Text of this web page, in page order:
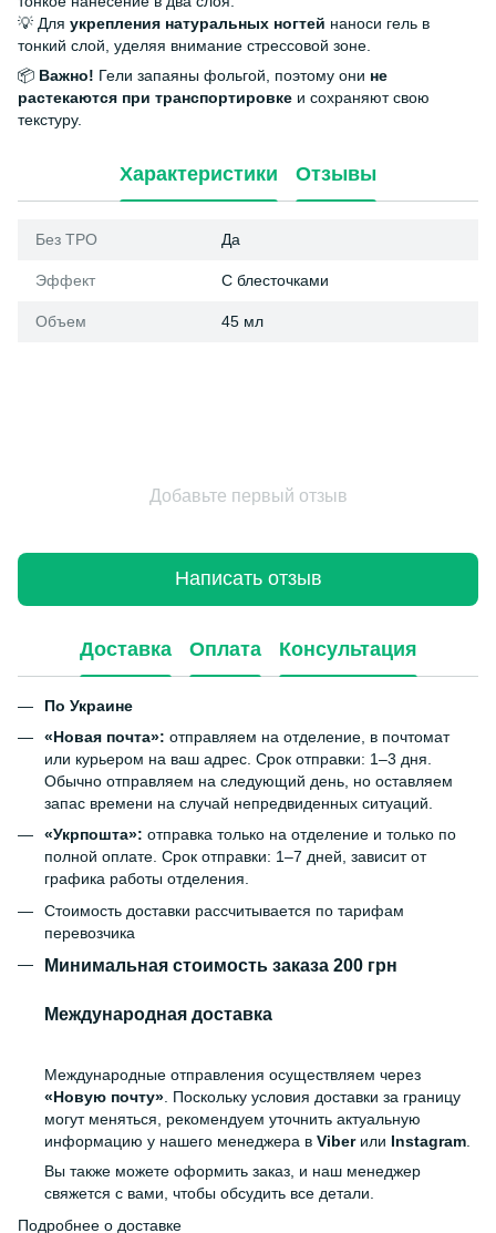
💡 Для укрепления натуральных ногтей наноси гель в
тонкий слой, уделяя внимание стрессовой зоне.
📦 Важно! Гели запаяны фольгой, поэтому они не
растекаются при транспортировке и сохраняют свою
текстуру.
Характеристики Отзывы
Без ТРО Да
Эффект С блесточками
Объем 45 мл
Добавьте первый отзыв
Написать отзыв
Доставка Оплата Консультация
По Украине
«Новая почта»: отправляем на отделение, в почтомат
или курьером на ваш адрес. Срок отправки: 1–3 дня.
Обычно отправляем на следующий день, но оставляем
запас времени на случай непредвиденных ситуаций.
«Укрпошта»: отправка только на отделение и только по
полной оплате. Срок отправки: 1–7 дней, зависит от
графика работы отделения.
Стоимость доставки рассчитывается по тарифам
перевозчика
Минимальная стоимость заказа 200 грн
Международная доставка
Международные отправления осуществляем через
«Новую почту» . Поскольку условия доставки за границу
могут меняться, рекомендуем уточнить актуальную
информацию у нашего менеджера в Viberили Instagram
Вы также можете оформить заказ, и наш менеджер
свяжется с вами, чтобы обсудить все детали.
Подробнее о доставке